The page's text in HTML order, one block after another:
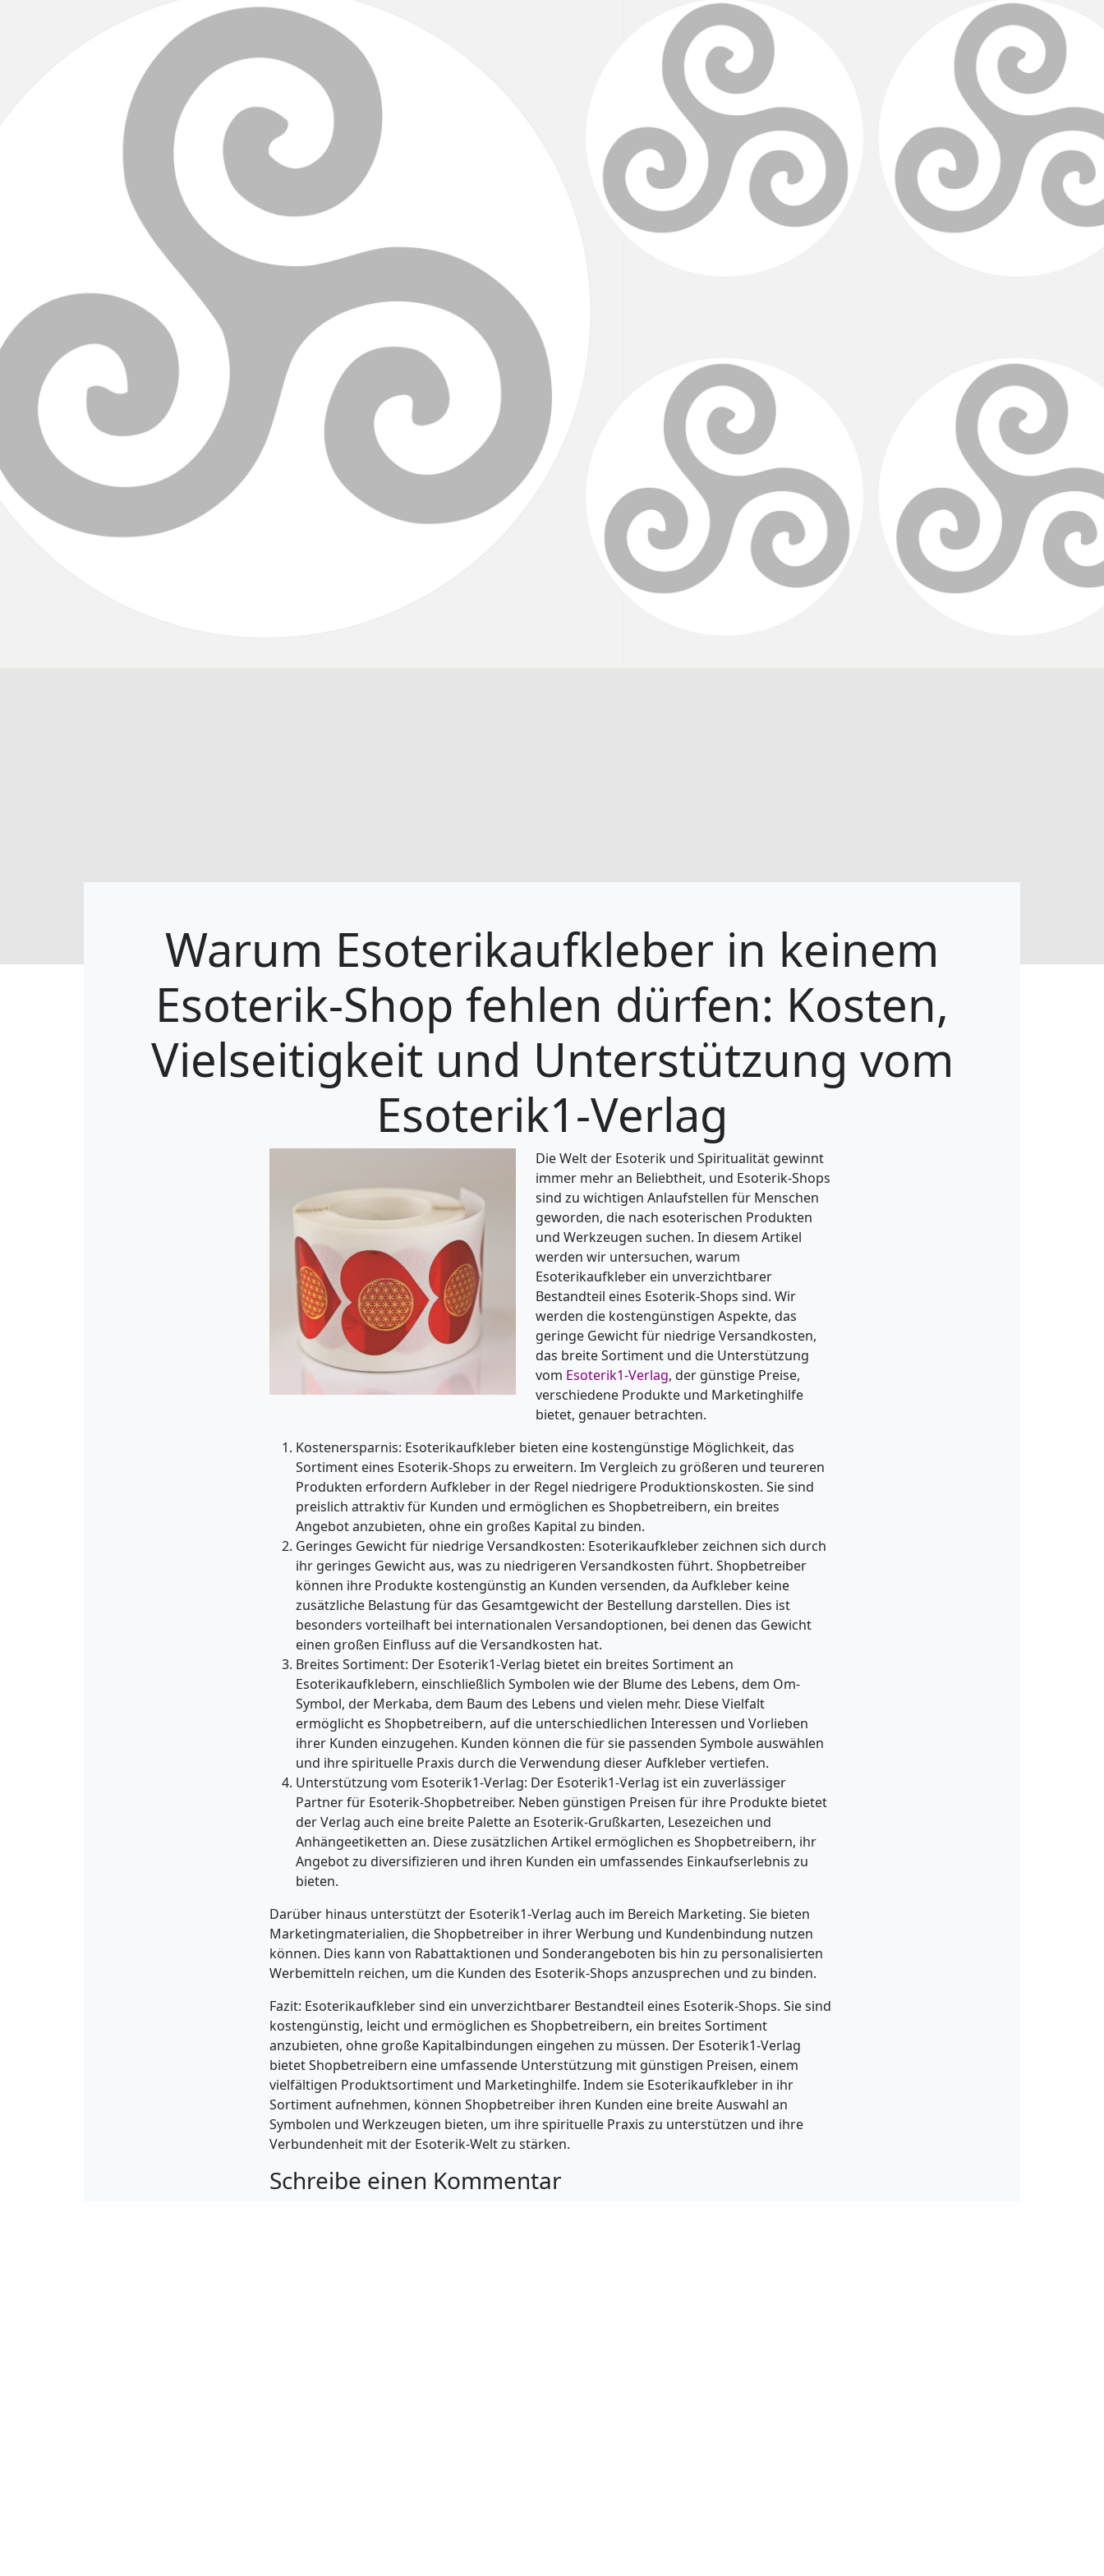
Warum Esoterikaufkleber in keinem
Esoterik-Shop fehlen dürfen: Kosten,
Vielseitigkeit und Unterstützung vom
Esoterik1-Verlag
Die Welt der Esoterik und Spiritualität gewinnt
immer mehr an Beliebtheit, und Esoterik-Shops
sind zu wichtigen Anlaufstellen für Menschen
geworden, die nach esoterischen Produkten
und Werkzeugen suchen. In diesem Artikel
werden wir untersuchen, warum
Esoterikaufkleber ein unverzichtbarer
Bestandteil eines Esoterik-Shops sind. Wir
werden die kostengünstigen Aspekte, das
geringe Gewicht für niedrige Versandkosten,
das breite Sortiment und die Unterstützung
vom Esoterik1-Verlag, der günstige Preise,
verschiedene Produkte und Marketinghilfe
bietet, genauer betrachten.
Kostenersparnis: Esoterikaufkleber bieten eine kostengünstige Möglichkeit, das
Sortiment eines Esoterik-Shops zu erweitern. Im Vergleich zu größeren und teureren
Produkten erfordern Aufkleber in der Regel niedrigere Produktionskosten. Sie sind
preislich attraktiv für Kunden und ermöglichen es Shopbetreibern, ein breites
Angebot anzubieten, ohne ein großes Kapital zu binden.
Geringes Gewicht für niedrige Versandkosten: Esoterikaufkleber zeichnen sich durch
ihr geringes Gewicht aus, was zu niedrigeren Versandkosten führt. Shopbetreiber
können ihre Produkte kostengünstig an Kunden versenden, da Aufkleber keine
zusätzliche Belastung für das Gesamtgewicht der Bestellung darstellen. Dies ist
besonders vorteilhaft bei internationalen Versandoptionen, bei denen das Gewicht
einen großen Einfluss auf die Versandkosten hat.
Breites Sortiment: Der Esoterik1-Verlag bietet ein breites Sortiment an
Esoterikaufklebern, einschließlich Symbolen wie der Blume des Lebens, dem Om-
Symbol, der Merkaba, dem Baum des Lebens und vielen mehr. Diese Vielfalt
ermöglicht es Shopbetreibern, auf die unterschiedlichen Interessen und Vorlieben
ihrer Kunden einzugehen. Kunden können die für sie passenden Symbole auswählen
und ihre spirituelle Praxis durch die Verwendung dieser Aufkleber vertiefen.
Unterstützung vom Esoterik1-Verlag: Der Esoterik1-Verlag ist ein zuverlässiger
Partner für Esoterik-Shopbetreiber. Neben günstigen Preisen für ihre Produkte bietet
der Verlag auch eine breite Palette an Esoterik-Grußkarten, Lesezeichen und
Anhängeetiketten an. Diese zusätzlichen Artikel ermöglichen es Shopbetreibern, ihr
Angebot zu diversifizieren und ihren Kunden ein umfassendes Einkaufserlebnis zu
bieten.
Darüber hinaus unterstützt der Esoterik1-Verlag auch im Bereich Marketing. Sie bieten
Marketingmaterialien, die Shopbetreiber in ihrer Werbung und Kundenbindung nutzen
können. Dies kann von Rabattaktionen und Sonderangeboten bis hin zu personalisierten
Werbemitteln reichen, um die Kunden des Esoterik-Shops anzusprechen und zu binden.
Fazit: Esoterikaufkleber sind ein unverzichtbarer Bestandteil eines Esoterik-Shops. Sie sind
kostengünstig, leicht und ermöglichen es Shopbetreibern, ein breites Sortiment
anzubieten, ohne große Kapitalbindungen eingehen zu müssen. Der Esoterik1-Verlag
bietet Shopbetreibern eine umfassende Unterstützung mit günstigen Preisen, einem
vielfältigen Produktsortiment und Marketinghilfe. Indem sie Esoterikaufkleber in ihr
Sortiment aufnehmen, können Shopbetreiber ihren Kunden eine breite Auswahl an
Symbolen und Werkzeugen bieten, um ihre spirituelle Praxis zu unterstützen und ihre
Verbundenheit mit der Esoterik-Welt zu stärken.
Schreibe einen Kommentar